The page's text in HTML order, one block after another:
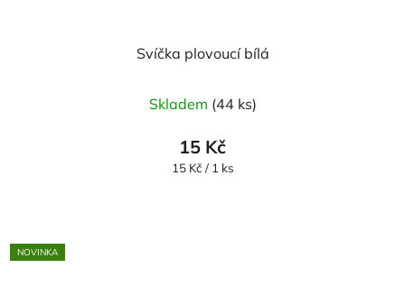
Svíčka plovoucí bílá
Skladem (44 ks)
15 Kč
Měrná
15 Kč / 1 ks
NOVINKA